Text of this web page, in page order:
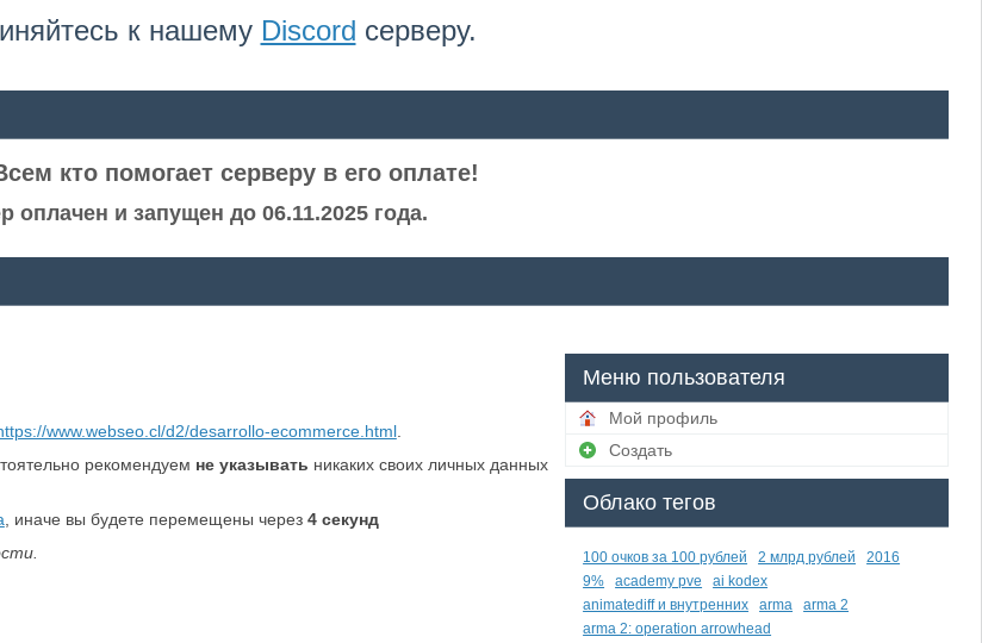
к нашему Discord серверу.
кто помогает серверу в его оплате!
оплачен и запущен до 06.11.2025 года.
www.webseo.cl/d2/desarrollo-ecommerce.html.
рекомендуем не указывать никаких своих личных данных
, иначе вы будете перемещены через 4секунд
Меню пользователя
Мой профиль
Создать
Облако тегов
100 очков за 100 рублей 2 млрд рублей
2016
9%
academy pve
ai kodex
animatediff и внутренних
arma
arma 2
arma 2: operation arrowhead